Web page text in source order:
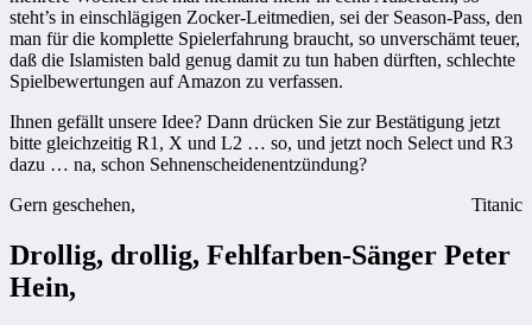
steht’s in einschlägigen Zocker-Leitmedien, sei der Season-Pass, den
man für die komplette Spielerfahrung braucht, so unverschämt teuer,
daß die Islamisten bald genug damit zu tun haben dürften, schlechte
Spielbewertungen auf Amazon zu verfassen.
Ihnen gefällt unsere Idee? Dann drücken Sie zur Bestätigung jetzt
bitte gleichzeitig R1, X und L2 … so, und jetzt noch Select und R3
dazu … na, schon Sehnenscheidenentzündung?
Gern geschehen,
Titanic
Drollig, drollig, Fehlfarben-Sänger Peter
Hein,